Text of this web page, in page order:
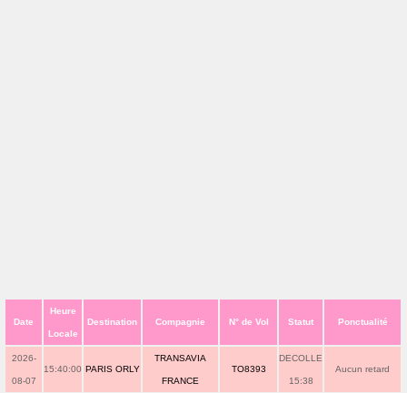
Date
Heure
Locale
Destination Compagnie N° de Vol Statut Ponctualité
2026-
08-07
15:40:00 PARIS ORLY
TRANSAVIA
FRANCE
TO8393
DECOLLE
15:38
Aucun retard